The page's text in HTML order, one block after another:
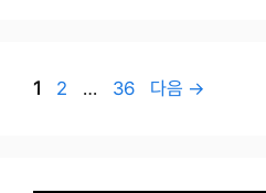
페
1
페
2 …
페
36 다음 →